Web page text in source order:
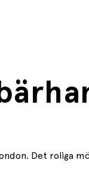
Det roliga